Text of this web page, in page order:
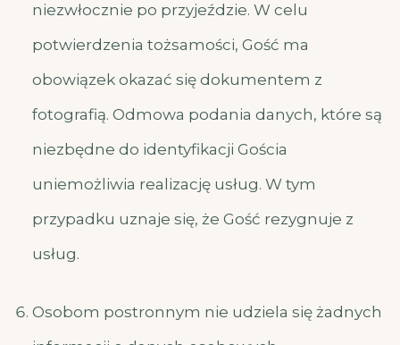
niezwłocznie po przyjeździe. W celu
potwierdzenia tożsamości, Gość ma
obowiązek okazać się dokumentem z
fotografią. Odmowa podania danych, które są
niezbędne do identyfikacji Gościa
uniemożliwia realizację usług. W tym
przypadku uznaje się, że Gość rezygnuje z
usług.
Osobom postronnym nie udziela się żadnych